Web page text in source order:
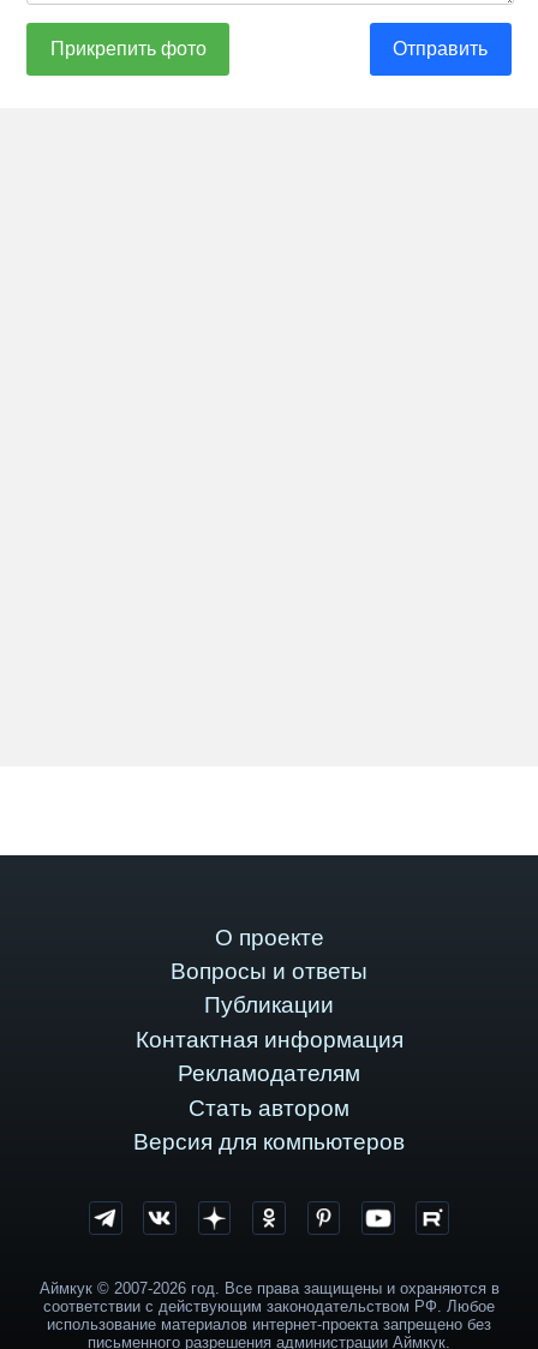
Прикрепить фото Отправить
О проекте
Вопросы и ответы
Публикации
Контактная информация
Рекламодателям
Стать автором
Версия для компьютеров
Аймкук © 2007-2026 год. Все права защищены и охраняются в
соответствии с действующим законодательством РФ. Любое
использование материалов интернет-проекта запрещено без
письменного разрешения администрации Аймкук.